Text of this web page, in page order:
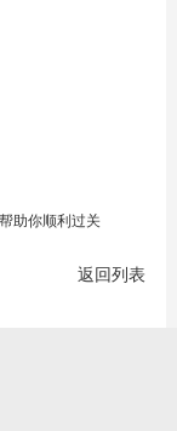
助你顺利过关
返回列表